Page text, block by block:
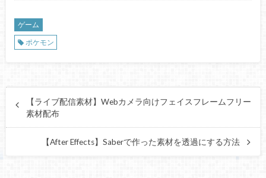
ゲーム
ポケモン
【ライブ配信素材】Webカメラ向けフェイスフレームフリー
素材配布
【After Effects】Saberで作った素材を透過にする方法